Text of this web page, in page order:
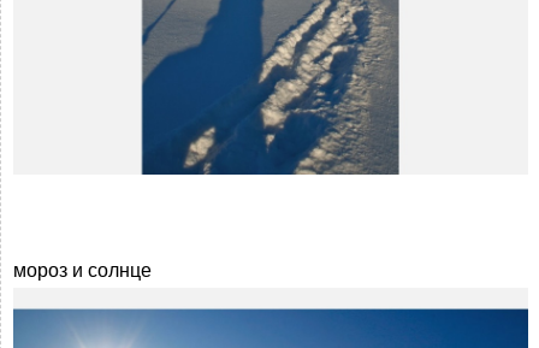
мороз и солнце